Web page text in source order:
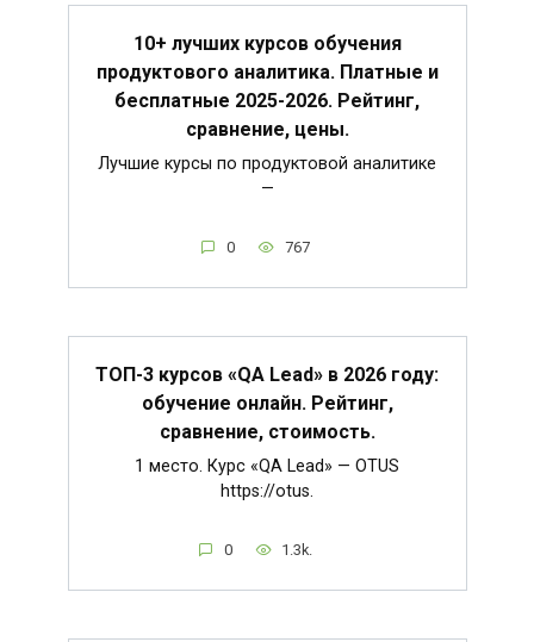
10+ лучших курсов обучения
продуктового аналитика. Платные и
бесплатные 2025-2026. Рейтинг,
сравнение, цены.
Лучшие курсы по продуктовой аналитике
—
0 767
ТОП-3 курсов «QA Lead» в 2026 году:
обучение онлайн. Рейтинг,
сравнение, стоимость.
1 место. Курс «QA Lead» — OTUS
https://otus.
0 1.3k.